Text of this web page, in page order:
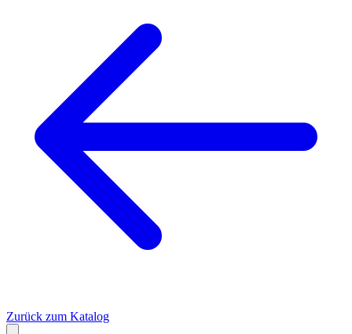
Zurück zum Katalog